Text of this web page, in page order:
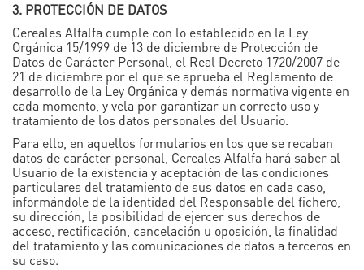
3. PROTECCIÓN DE DATOS
Cereales Alfalfa cumple con lo establecido en la Ley
Orgánica 15/1999 de 13 de diciembre de Protección de
Datos de Carácter Personal, el Real Decreto 1720/2007 de
21 de diciembre por el que se aprueba el Reglamento de
desarrollo de la Ley Orgánica y demás normativa vigente en
cada momento, y vela por garantizar un correcto uso y
tratamiento de los datos personales del Usuario.
Para ello, en aquellos formularios en los que se recaban
datos de carácter personal, Cereales Alfalfa hará saber al
Usuario de la existencia y aceptación de las condiciones
particulares del tratamiento de sus datos en cada caso,
informándole de la identidad del Responsable del fichero,
su dirección, la posibilidad de ejercer sus derechos de
acceso, rectificación, cancelación u oposición, la finalidad
del tratamiento y las comunicaciones de datos a terceros en
su caso.